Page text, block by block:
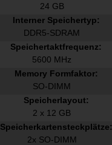
24 GB
Interner Speichertyp:
DDR5-SDRAM
Speichertaktfrequenz:
5600 MHz
Memory Formfaktor:
SO-DIMM
Speicherlayout:
2 x 12 GB
Speicherkartensteckplätze:
2x SO-DIMM